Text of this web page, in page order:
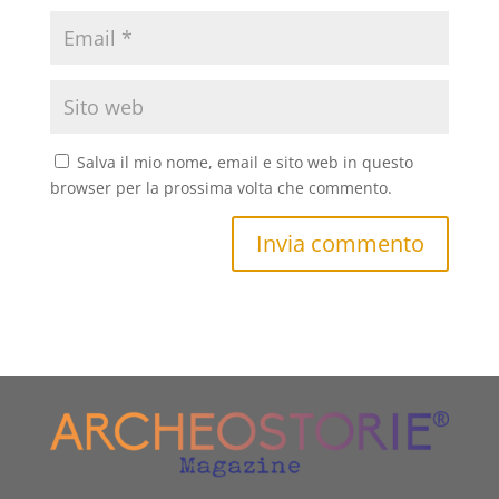
Salva il mio nome, email e sito web in questo
browser per la prossima volta che commento.
Invia commento